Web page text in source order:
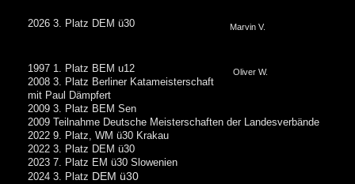
Marvin V.
2026 3. Platz DEM ü30
Oliver W.
1997 1. Platz BEM u12
2008 3. Platz Berliner Katameisterschaft
mit Paul Dämpfert
2009 3. Platz BEM Sen
2009 Teilnahme Deutsche Meisterschaften der Landesverbände
2022 9. Platz, WM ü30 Krakau
2022 3. Platz DEM ü30
2023 7. Platz EM ü30 Slowenien
2024 3. Platz DEM ü30